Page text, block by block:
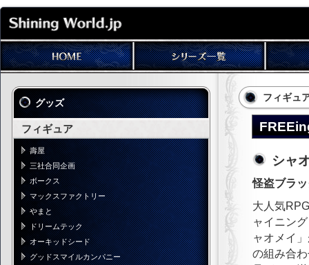
グッズ
フィギュア
壽屋
三社合同企画
ボークス
マックスファクトリー
やまと
ドリームテック
オーキッドシード
グッドスマイルカンパニー
フィギュ
シャ
怪盗ブラ
大人気
ャイニン
ャオメイ
の組み合